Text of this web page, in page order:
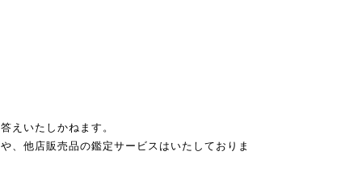
えいたしかねます。
、他店販売品の鑑定サービスはいたしておりま